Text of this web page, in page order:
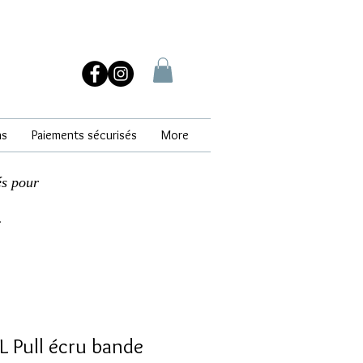
Paiements sécurisés More
pour
Pull écru bande